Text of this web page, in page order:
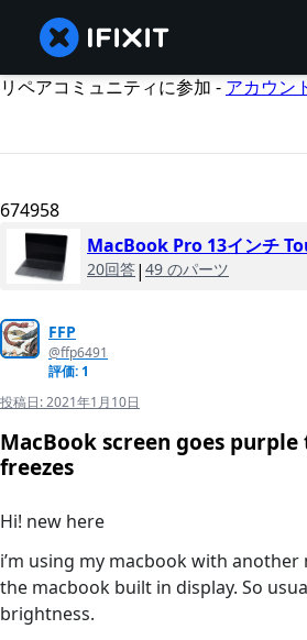
リペアコミュニティに参加 - アカウン
674958
MacBook Pro 13インチ
20回答| 49 のパーツ
FFP
@ffp6491
評価: 1
投稿日:2021年1月10日
MacBook screen goes
freezes
Hi! new here
i’m using my macbook with
the macbook built in display. So
brightness.